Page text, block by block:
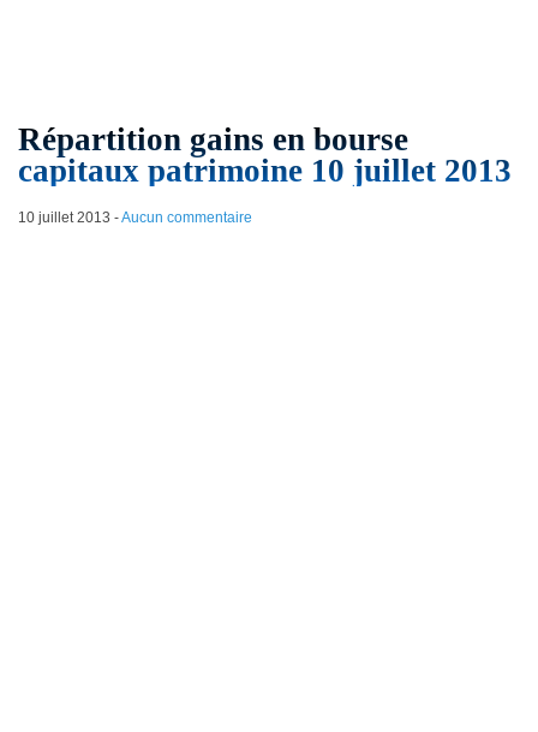
Répartition gains en bourse
capitaux patrimoine 10 juillet 2013
10 juillet 2013 -Aucun commentaire